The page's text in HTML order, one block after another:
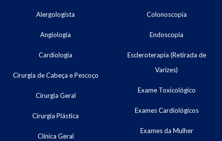
Alergologista
Angiologia
Cardiologia
Cirurgia de Cabeça e Pescoço
Cirurgia Geral
Cirurgia Plástica
Clínica Geral
Colonoscopia
Endoscopia
Escleroterapia (Retirada de
Varizes)
Exame Toxicológico
Exames Cardiológicos
Exames da Mulher